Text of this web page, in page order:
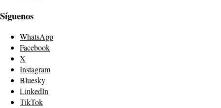
Síguenos
WhatsApp
Facebook
X
Instagram
Bluesky
LinkedIn
TikTok